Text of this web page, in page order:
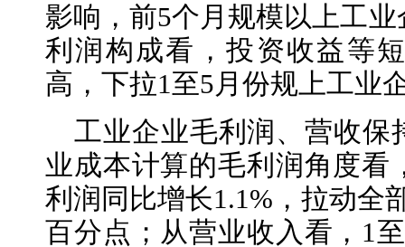
影响，前5个月规模以上工
利润构成看，投资收益等
高，下拉1至5月份规上工业
工业企业毛利润、营收保
业成本计算的毛利润角度看
利润同比增长1.1%，拉动全
百分点；从营业收入看，1